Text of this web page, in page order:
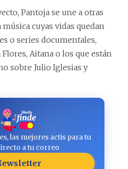
Pantoja se une a otras
cuyas vidas quedan
o series documentales,
Aitana o los que están
sobre Julio Iglesias y
las mejores actis para tu
a tu correo